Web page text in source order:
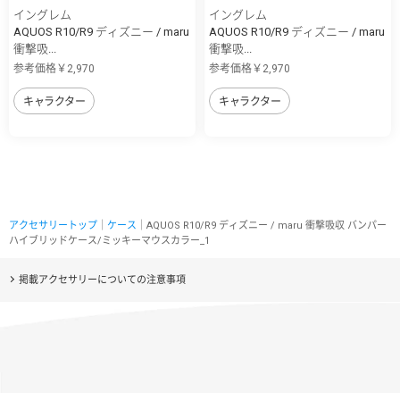
イングレム
AQUOS R10/R9 ディズニー / maru
衝撃吸...
参考価格￥2,970
キャラクター
イングレム
AQUOS R10/R9 ディズニー / maru
衝撃吸...
参考価格￥2,970
キャラクター
アクセサリートップ ケース ｜AQUOS R10/R9 ディズニー / maru 衝撃吸収 バンパー
ハイブリッドケース/ミッキーマウスカラー_1
掲載アクセサリーについての注意事項